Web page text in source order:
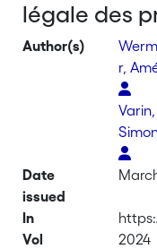
légale des
Author(s)
r,
Varin,
Date
issued
In
Vol
2024